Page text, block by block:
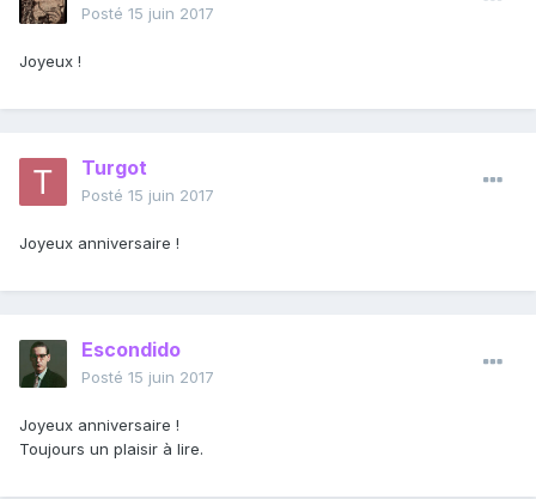
Posté 15 juin 2017
Joyeux !
Turgot
Posté 15 juin 2017
Joyeux anniversaire !
Escondido
Posté 15 juin 2017
Joyeux anniversaire !
Toujours un plaisir à lire.